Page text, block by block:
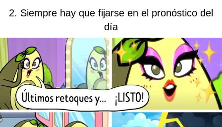
2. Siempre hay que fijarse en el pronóstico del
día